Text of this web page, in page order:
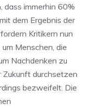
dass immerhin 60%
dem Ergebnis der
Kritikern nun
Menschen, die
Nachdenken zu
Zukunft durchsetzen
bezweifelt. Die